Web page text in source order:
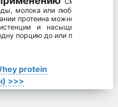
молока или любого другого
протеина можно изменить
и насыщенности
порцию до или после
protein
>>>